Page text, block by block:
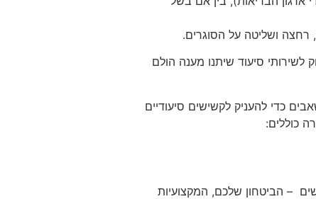
ושליטה על הסוגרים.
כסיעודי וזקוק לשירותי סיעוד שיתנו מענה הולם
כדי להעניק לקשישים סיעודיים
כוללים:
– הביטחון שלכם, המקצועיות